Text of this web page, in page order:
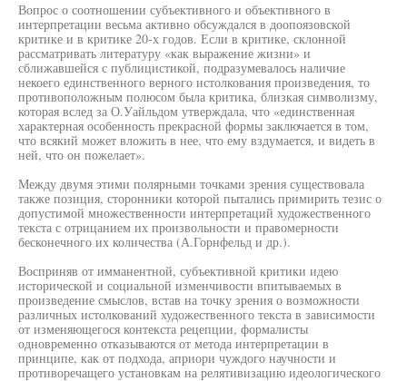
Вопрос о соотношении субъективного и объективного в
интерпретации весьма активно обсуждался в доопоязовской
критике и в критике 20-х годов. Если в критике, склонной
рассматривать литературу «как выражение жизни» и
сближавшейся с публицистикой, подразумевалось наличие
некоего единственного верного истолкования произведения, то
противоположным полюсом была критика, близкая символизму,
которая вслед за О.Уайльдом утверждала, что «единственная
характерная особенность прекрасной формы заключается в том,
что всякий может вложить в нее, что ему вздумается, и видеть в
ней, что он пожелает».
Между двумя этими полярными точками зрения существовала
также позиция, сторонники которой пытались примирить тезис о
допустимой множественности интерпретаций художественного
текста с отрицанием их произвольности и правомерности
бесконечного их количества (А.Горнфельд и др.).
Восприняв от имманентной, субъективной критики идею
исторической и социальной изменчивости впитываемых в
произведение смыслов, встав на точку зрения о возможности
различных истолкований художественного текста в зависимости
от изменяющегося контекста рецепции, формалисты
одновременно отказываются от метода интерпретации в
принципе, как от подхода, априори чуждого научности и
противоречащего установкам на релятивизацию идеологического